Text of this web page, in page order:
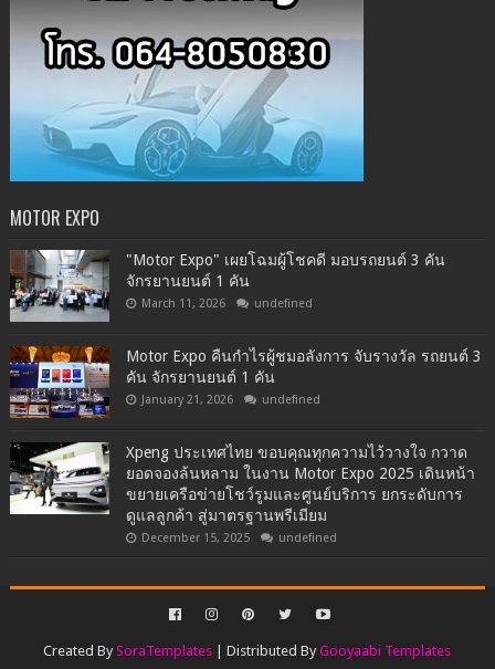
MOTOR EXPO
"Motor Expo" เผยโฉมผู้โชคดี มอบรถยนต์ 3 คัน
จักรยานยนต์ 1 คัน
March 11, 2026 undefined
Motor Expo คืนกำไรผู้ชมอลังการ จับรางวัล รถยนต์ 3
คัน จักรยานยนต์ 1 คัน
January 21, 2026 undefined
Xpeng ประเทศไทย ขอบคุณทุกความไว้วางใจ กวาด
ยอดจองล้นหลาม ในงาน Motor Expo 2025 เดินหน้า
ขยายเครือข่ายโชว์รูมและศูนย์บริการ ยกระดับการ
ดูแลลูกค้า สู่มาตรฐานพรีเมียม
December 15, 2025 undefined
Created BySoraTemplates | Distributed ByGooyaabi Templates